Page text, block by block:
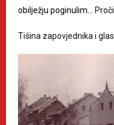
obilježju poginulim…
Tišina zapovjednika i